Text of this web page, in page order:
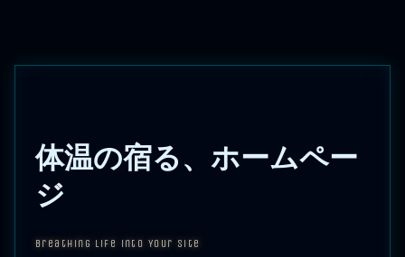
体温の宿る、ホームペー
ジ
Breathing Life into Your Site